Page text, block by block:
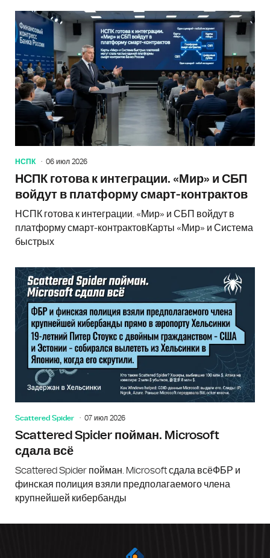
НСПК 06 июл 2026
НСПК готова к интеграции. «Мир» и СБП
войдут в платформу смарт-контрактов
НСПК готова к интеграции. «Мир» и СБП войдут в
платформу смарт-контрактовКарты «Мир» и Система
быстрых
Scattered Spider 07 июл 2026
Scattered Spider пойман. Microsoft
сдала всё
Scattered Spider пойман. Microsoft сдала всёФБР и
финская полиция взяли предполагаемого члена
крупнейшей кибербанды